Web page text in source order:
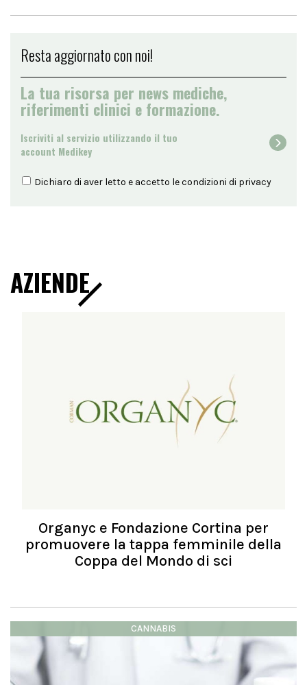
Resta aggiornato con noi!
La tua risorsa per news mediche,
riferimenti clinici e formazione.
Iscriviti al servizio utilizzando il tuo
account Medikey
Dichiaro di aver letto e accetto le condizioni di privacy
AZIENDE
Organyc e Fondazione Cortina per
promuovere la tappa femminile della
Coppa del Mondo di sci
CANNABIS